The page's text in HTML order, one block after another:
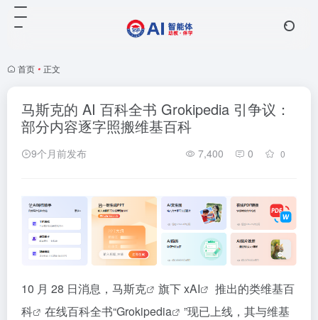
首页 • 正文
马斯克的 AI 百科全书 Grokipedia 引争议：
部分内容逐字照搬维基百科
9个月前发布 7,400 0 0
10 月 28 日消息， 马斯克 旗下xAI 推出的类维基百
科
在线百科全书“Grokipedia
”现已上线，其与维基